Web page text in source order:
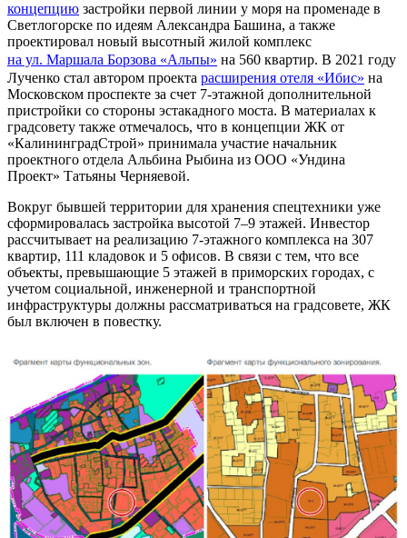
концепцию застройки первой линии у моря на променаде в
Светлогорске по идеям Александра Башина, а также
проектировал новый высотный жилой комплекс
на ул. Маршала Борзова «Альпы» на 560 квартир. В 2021 году
Лученко стал автором проекта расширения отеля «Ибис» на
Московском проспекте за счет 7-этажной дополнительной
пристройки со стороны эстакадного моста. В материалах к
градсовету также отмечалось, что в концепции ЖК от
«КалининградСтрой» принимала участие начальник
проектного отдела Альбина Рыбина из ООО «Ундина
Проект» Татьяны Черняевой.
Вокруг бывшей территории для хранения спецтехники уже
сформировалась застройка высотой 7–9 этажей. Инвестор
рассчитывает на реализацию 7-этажного комплекса на 307
квартир, 111 кладовок и 5 офисов. В связи с тем, что все
объекты, превышающие 5 этажей в приморских городах, с
учетом социальной, инженерной и транспортной
инфраструктуры должны рассматриваться на градсовете, ЖК
был включен в повестку.